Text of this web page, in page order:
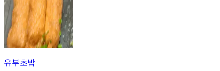
유부초밥